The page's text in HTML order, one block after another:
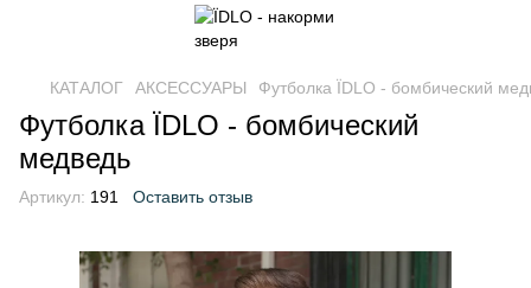
КАТАЛОГ АКСЕССУАРЫ Футболка ЇDLO - бомбический
Футболка ЇDLO - бомбический
медведь
Артикул: 191 Оставить отзыв